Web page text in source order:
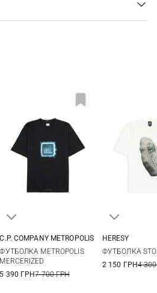
C.P. COMPANY METROPOLIS
ФУТБОЛКА METROPOLIS
MERCERIZED
5 390 ГРН7 700 ГРН
HERESY
ФУТБОЛКА
2 150 ГРН4